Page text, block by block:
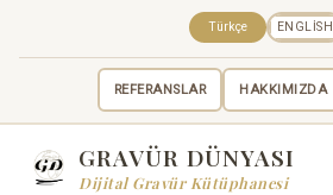
REFERANSLAR HAKKIMIZDA
Türkçe ENGLISH
GRAVÜR DÜNYASI
Dijital Gravür Kütüphanesi